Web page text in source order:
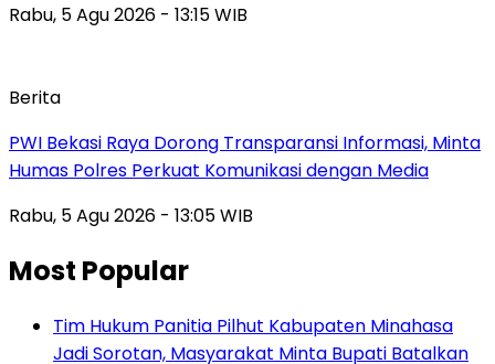
Rabu, 5 Agu 2026 - 13:15 WIB
Berita
PWI Bekasi Raya Dorong Transparansi Informasi, Minta
Humas Polres Perkuat Komunikasi dengan Media
Rabu, 5 Agu 2026 - 13:05 WIB
Most Popular
Tim Hukum Panitia Pilhut Kabupaten Minahasa
Jadi Sorotan, Masyarakat Minta Bupati Batalkan